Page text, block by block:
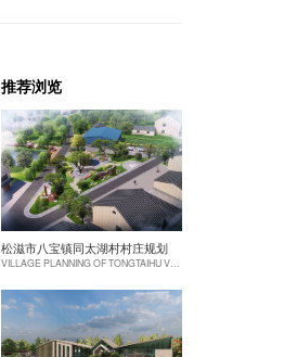
推荐浏览
松滋市八宝镇同太湖村村庄规划